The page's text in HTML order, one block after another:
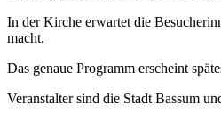
In der Kirche erwartet die
macht.
Das genaue Programm erscheint
Veranstalter sind die Stadt Bassum